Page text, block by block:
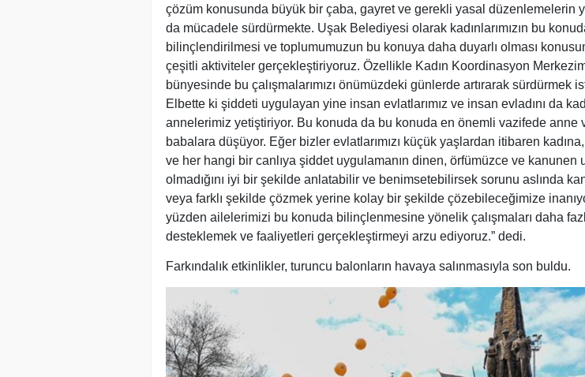
çözüm konusunda büyük bir çaba, gayret ve gerekli yasal düzenlemelerin
da mücadele sürdürmekte. Uşak Belediyesi olarak kadınlarımızın bu
bilinçlendirilmesi ve toplumumuzun bu konuya daha duyarlı olması
çeşitli aktiviteler gerçekleştiriyoruz. Özellikle Kadın Koordinasyon
bünyesinde bu çalışmalarımızı önümüzdeki günlerde artırarak sürdürmek
Elbette ki şiddeti uygulayan yine insan evlatlarımız ve insan evladını da
annelerimiz yetiştiriyor. Bu konuda da bu konuda en önemli vazifede anne
babalara düşüyor. Eğer bizler evlatlarımızı küçük yaşlardan itibaren
ve her hangi bir canlıya şiddet uygulamanın dinen, örfümüzce ve kanunen
olmadığını iyi bir şekilde anlatabilir ve benimsetebilirsek sorunu aslında
veya farklı şekilde çözmek yerine kolay bir şekilde çözebileceğimize
yüzden ailelerimizi bu konuda bilinçlenmesine yönelik çalışmaları daha
desteklemek ve faaliyetleri gerçekleştirmeyi arzu ediyoruz.” dedi.
Farkındalık etkinlikler, turuncu balonların havaya salınmasıyla son buldu.